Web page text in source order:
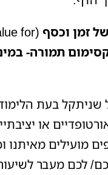
זמן וכסף for
תמורה-
שניתקל בעת
או
מועילים מאיתנו
לכם מעבר